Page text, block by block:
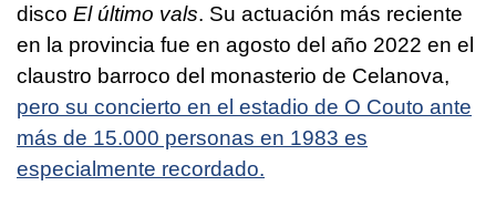
disco El último vals. Su actuación más reciente
en la provincia fue en agosto del año 2022 en el
claustro barroco del monasterio de Celanova,
pero su concierto en el estadio de O Couto ante
más de 15.000 personas en 1983 es
especialmente recordado.